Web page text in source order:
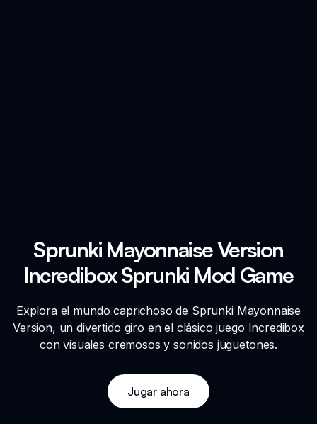
Sprunki Mayonnaise Version
Incredibox Sprunki Mod Game
Explora el mundo caprichoso de Sprunki Mayonnaise
Version, un divertido giro en el clásico juego Incredibox
con visuales cremosos y sonidos juguetones.
Jugar ahora